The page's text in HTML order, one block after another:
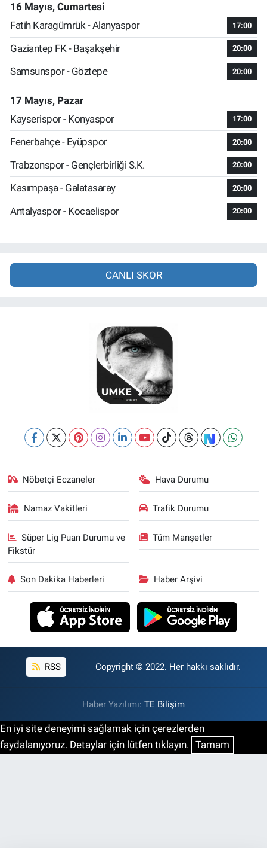
16 Mayıs, Cumartesi
Fatih Karagümrük - Alanyaspor
17:00
Gaziantep FK - Başakşehir 20:00
Samsunspor - Göztepe 20:00
17 Mayıs, Pazar
Kayserispor - Konyaspor
17:00
Fenerbahçe - Eyüpspor 20:00
Trabzonspor - Gençlerbirliği S.K. 20:00
Kasımpaşa - Galatasaray 20:00
Antalyaspor - Kocaelispor 20:00
CANLI SKOR
Nöbetçi Eczaneler Hava Durumu
Namaz Vakitleri Trafik Durumu
Süper Lig Puan Durumu ve
Fikstür
Tüm Manşetler
Son Dakika Haberleri Haber Arşivi
RSS Copyright © 2022. Her hakkı saklıdır.
Haber Yazılımı: TE Bilişim
En iyi site deneyimi sağlamak için çerezlerden
faydalanıyoruz. Detaylar için lütfen tıklayın. Tamam